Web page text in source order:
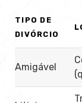
TIPO DE
DIVÓRCIO
Amigável